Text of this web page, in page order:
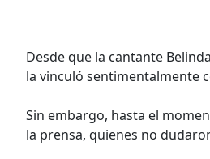
Desde que la cantante
la vinculó sentimentalmente
Sin embargo, hasta el
la prensa, quienes no